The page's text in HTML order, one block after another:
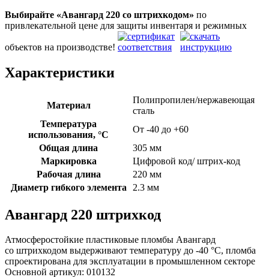
Выбирайте «Авангард 220 со штрихкодом» по
привлекательной цене для защиты инвентаря и режимных
объектов на производстве!
Характеристики
Материал
Полипропилен/нержавеющая
сталь
Температура
использования, °C
От -40 до +60
Общая длина
305 мм
Маркировка
Цифровой код/ штрих-код
Рабочая длина
220 мм
Диаметр гибкого элемента
2.3 мм
Авангард 220 штрихкод
Атмосферостойкие пластиковые пломбы Авангард
со штрихкодом выдерживают температуру до -40 °C, пломба
спроектирована для эксплуатации в промышленном секторе
Основной артикул: 010132